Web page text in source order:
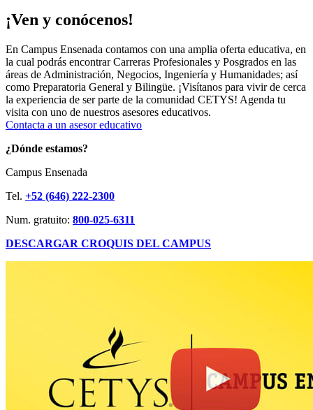
¡Ven y conócenos!
En Campus Ensenada contamos con una amplia oferta educativa, en
la cual podrás encontrar Carreras Profesionales y Posgrados en las
áreas de Administración, Negocios, Ingeniería y Humanidades; así
como Preparatoria General y Bilingüe. ¡Visítanos para vivir de cerca
la experiencia de ser parte de la comunidad CETYS! Agenda tu
visita con uno de nuestros asesores educativos.
Contacta a un asesor educativo
¿Dónde estamos?
Campus Ensenada
Tel. +52 (646) 222-2300
Num. gratuito: 800-025-6311
DESCARGAR CROQUIS DEL CAMPUS